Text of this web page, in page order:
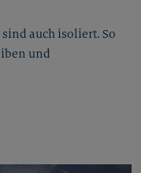
auch isoliert. So
und